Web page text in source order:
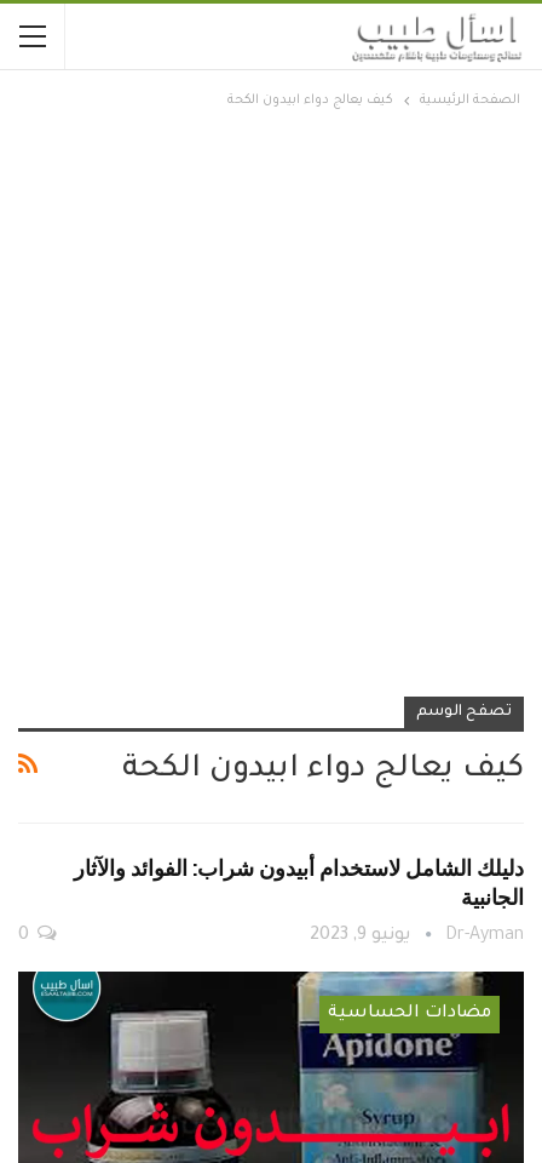
الصفحة الرئيسية كيف يعالج دواء ابيدون الكحة
تصفح الوسم
كيف يعالج دواء ابيدون الكحة
دليلك الشامل لاستخدام أبيدون شراب: الفوائد والآثار
الجانبية
Dr-Ayman يونيو 9, 2023
مضادات الحساسية